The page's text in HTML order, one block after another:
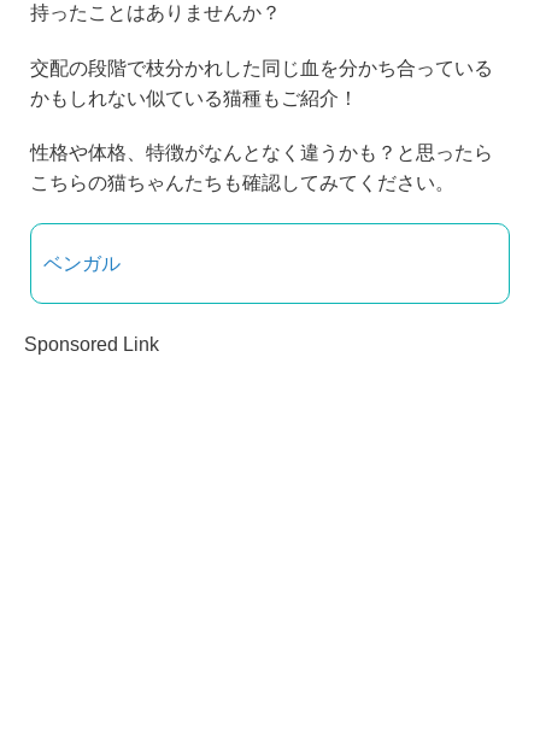
持ったことはありませんか？
交配の段階で枝分かれした同じ血を分かち合っている
かもしれない似ている猫種もご紹介！
性格や体格、特徴がなんとなく違うかも？と思ったら
こちらの猫ちゃんたちも確認してみてください。
ベンガル
Sponsored Link